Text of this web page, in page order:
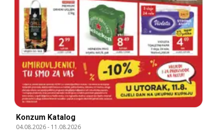
Konzum Katalog
04.08.2026- 11.08.2026